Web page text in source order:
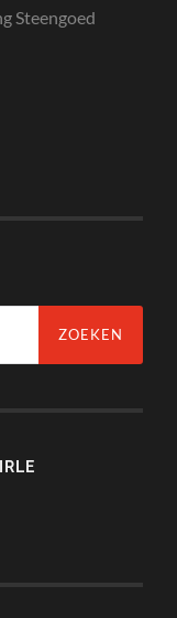
Steengoed